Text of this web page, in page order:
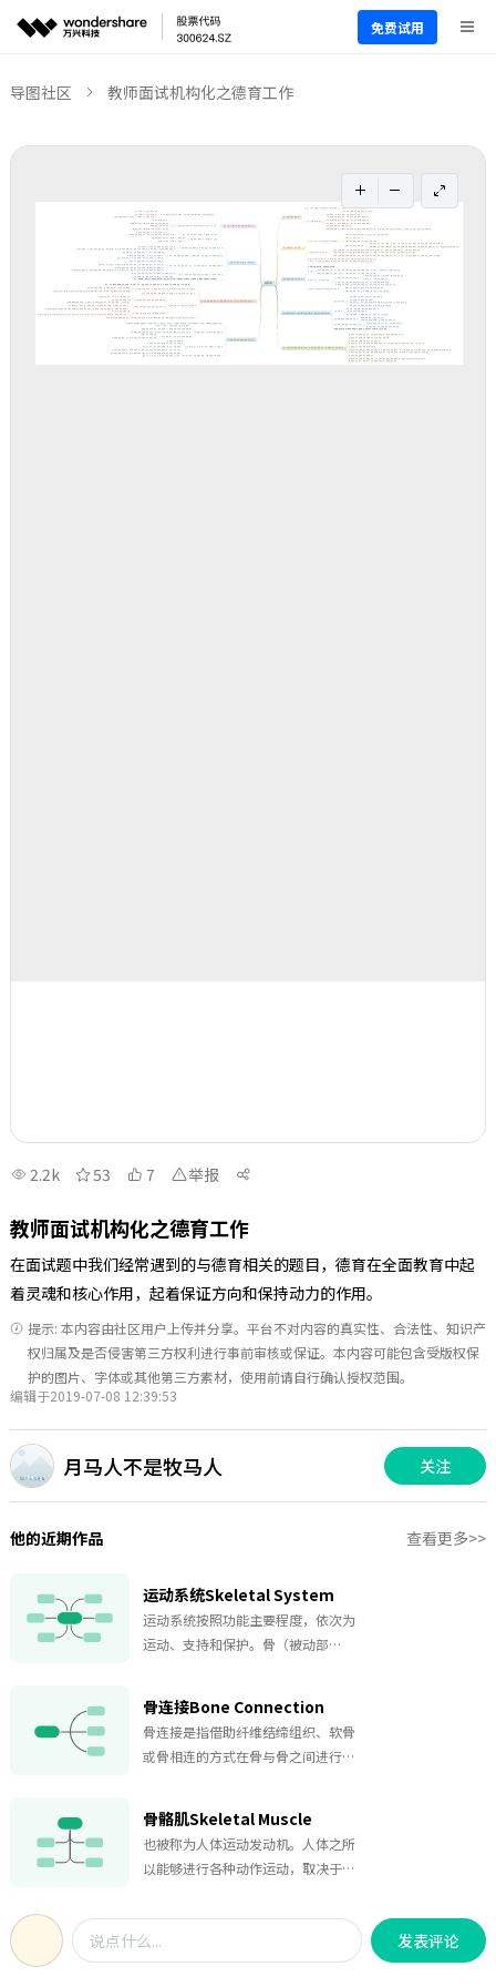
免费试用
导图社区 教师面试机构化之德育工作
2.2k 53 7 举报
教师面试机构化之德育工作
在面试题中我们经常遇到的与德育相关的题目，德育在全面教育中起
着灵魂和核心作用，起着保证方向和保持动力的作用。
提示: 本内容由社区用户上传并分享。平台不对内容的真实性、合法性、知识产
权归属及是否侵害第三方权利进行事前审核或保证。本内容可能包含受版权保
护的图片、字体或其他第三方素材，使用前请自行确认授权范围。
编辑于2019-07-08 12:39:53
月马人不是牧马人 关注
他的近期作品 查看更多>>
运动系统Skeletal System
运动系统按照功能主要程度，依次为
运动、支持和保护。骨（被动部
下，肌肉收缩产生杠杆运动，完成点
头、摆手、移动等简单动作以及语言
交流、家务劳动等高级活动，三类器
姿，形成内部器官外部具有一定弹性
与韧度的保护层。
骨连接Bone Connection
骨连接是指借助纤维结缔组织、软骨
或骨相连的方式在骨与骨之间进行连
官给予保护作用。以连结方式的直接
（不动）与间接（可动）进行划分，
进一步直接连接划分为骨性结合、纤
骨骼肌Skeletal Muscle
也被称为人体运动发动机。人体之所
以能够进行各种动作运动，取决于人
肌，由人体中枢神经系统控制指挥进
行动作收缩，所以也叫作“随意
肌”。属于横纹肌中一种的骨骼肌，
发表评论